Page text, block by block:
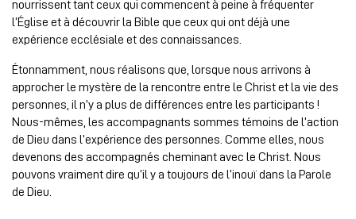
nourrissent tant ceux qui commencent à peine à fréquenter
l’Église et à découvrir la Bible que ceux qui ont déjà une
expérience ecclésiale et des connaissances.
Étonnamment, nous réalisons que, lorsque nous arrivons à
approcher le mystère de la rencontre entre le Christ et la vie des
personnes, il n’y a plus de différences entre les participants !
Nous-mêmes, les accompagnants sommes témoins de l’action
de Dieu dans l’expérience des personnes. Comme elles, nous
devenons des accompagnés cheminant avec le Christ. Nous
pouvons vraiment dire qu’il y a toujours de l’inouï dans la Parole
de Dieu.